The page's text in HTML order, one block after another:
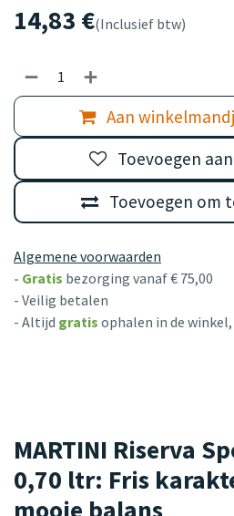
14,83 €(Inclusief btw)
Aan
Toevoegen om
Toevoegen
Algemene voorwaarden
- Gratis bezorging vanaf € 75,00
- Veilig betalen
- Altijd gratis ophalen in de winkel,
MARTINI Riserva
0,70 ltr: Fris